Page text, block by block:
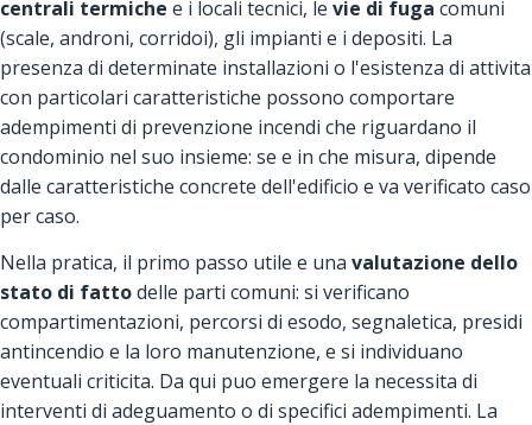
centrali termiche e i locali tecnici, le vie di fuga comuni
(scale, androni, corridoi), gli impianti e i depositi. La
presenza di determinate installazioni o l'esistenza di attivita
con particolari caratteristiche possono comportare
adempimenti di prevenzione incendi che riguardano il
condominio nel suo insieme: se e in che misura, dipende
dalle caratteristiche concrete dell'edificio e va verificato caso
per caso.
Nella pratica, il primo passo utile e una valutazione dello
stato di fattodelle parti comuni: si verificano
compartimentazioni, percorsi di esodo, segnaletica, presidi
antincendio e la loro manutenzione, e si individuano
eventuali criticita. Da qui puo emergere la necessita di
interventi di adeguamento o di specifici adempimenti. La